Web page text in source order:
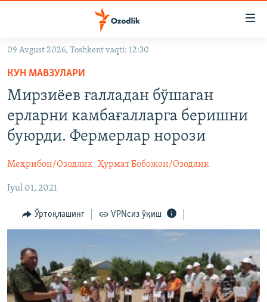
Асосий
навигацияга
ўтинг
Қидиришга
ўтинг
OZODARXIV
На русском
ИЖТИМОИЙ ТАРМОҚЛАР
Озодлик бошқа тилларда
09 Avgust 2026, Toshkent vaqti: 12:30
КУН МАВЗУЛАРИ
Мирзиёев ғалладан бўшаган
ерларни камбағалларга беришни
буюрди. Фермерлар норози
Меҳрибон/Озодлик Ҳурмат Бобожон/Озодлик
Iyul 01, 2021
Ўртоқлашинг VPNсиз ўқиш